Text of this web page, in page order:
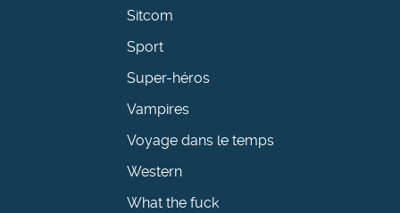
Sitcom
Sport
Super-héros
Vampires
Voyage dans le temps
Western
What the fuck